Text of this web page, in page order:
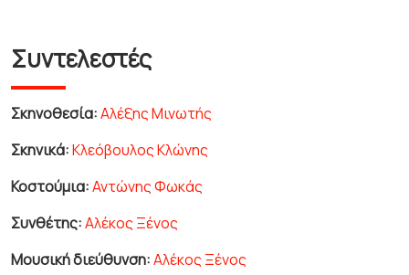
Συντελεστές
Σκηνοθεσία:Αλέξης Μινωτής
Σκηνικά:Κλεόβουλος Κλώνης
Κοστούμια:Αντώνης Φωκάς
Συνθέτης:Αλέκος Ξένος
Μουσική διεύθυνση:Αλέκος Ξένος